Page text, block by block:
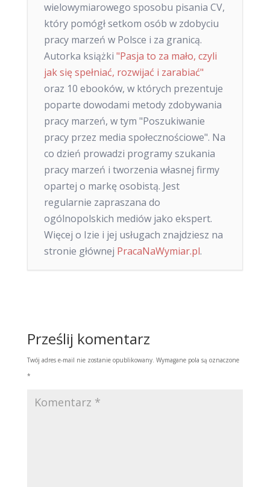
wielowymiarowego sposobu pisania CV,
który pomógł setkom osób w zdobyciu
pracy marzeń w Polsce i za granicą.
Autorka książki "Pasja to za mało, czyli
jak się spełniać, rozwijać i zarabiać"
oraz 10 ebooków, w których prezentuje
poparte dowodami metody zdobywania
pracy marzeń, w tym "Poszukiwanie
pracy przez media społecznościowe". Na
co dzień prowadzi programy szukania
pracy marzeń i tworzenia własnej firmy
opartej o markę osobistą. Jest
regularnie zapraszana do
ogólnopolskich mediów jako ekspert.
Więcej o Izie i jej usługach znajdziesz na
stronie głównej PracaNaWymiar.pl.
Prześlij komentarz
Twój adres e-mail nie zostanie opublikowany. Wymagane pola są oznaczone
*